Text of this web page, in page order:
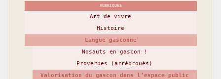
RUBRIQUES
Art de vivre
Histoire
Langue gasconne
Nosauts en gascon !
Proverbes (arréprouès)
Valorisation du gascon dans l’espace public